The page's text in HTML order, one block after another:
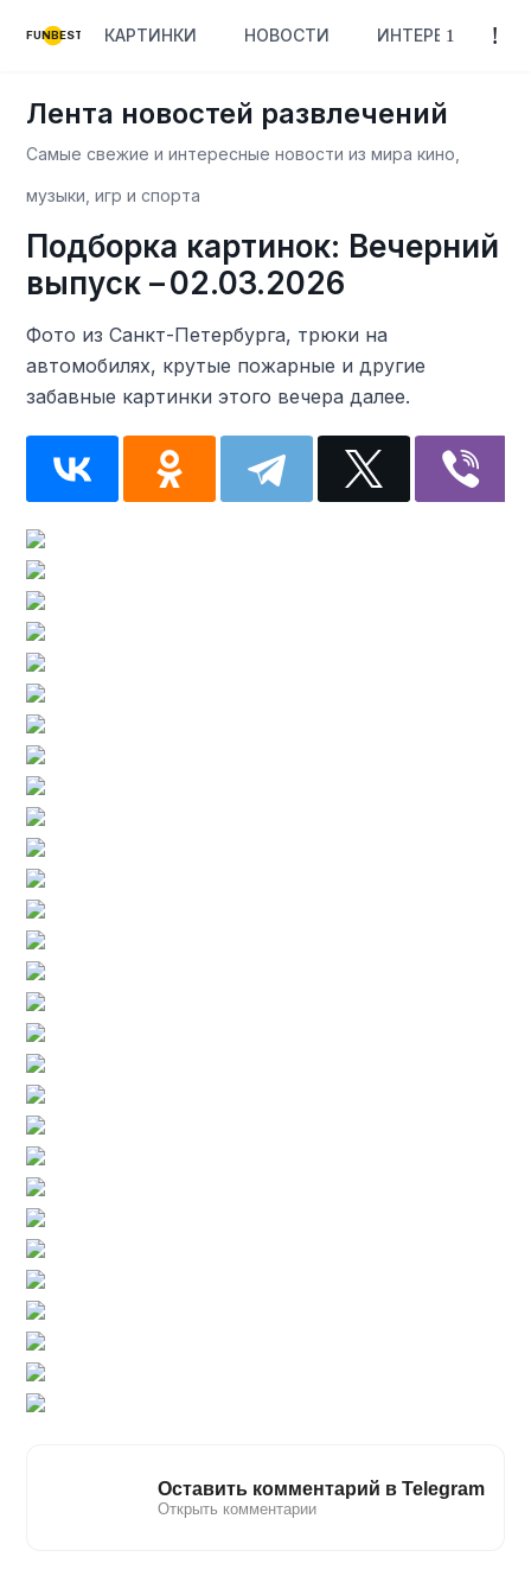
FUNBEST КАРТИНКИ НОВОСТИ ИНТЕРЕСНОЕ
Лента новостей развлечений
Самые свежие и интересные новости из мира кино,
музыки, игр и спорта
Подборка картинок: Вечерний
выпуск – 02.03.2026
Фото из Санкт-Петербурга, трюки на
автомобилях, крутые пожарные и другие
забавные картинки этого вечера далее.